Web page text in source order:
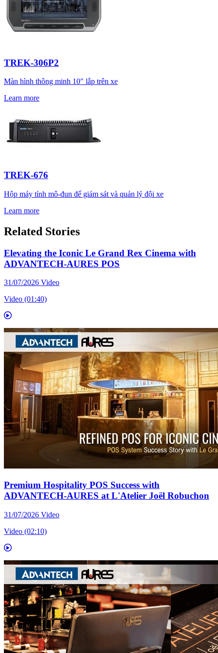
TREK-306P2
Màn hình thông minh 10" lắp trên xe
Learn more
TREK-676
Hộp máy tính mô-đun để giám sát và quản lý đội xe
Learn more
Related Stories
Elevating the Iconic Le Grand Rex Cinema with
ADVANTECH-AURES POS
31/07/2026 Video
Video (01:40)
Premium Hospitality POS Success with
ADVANTECH-AURES at L'Atelier Joël Robuchon
31/07/2026 Video
Video (02:10)